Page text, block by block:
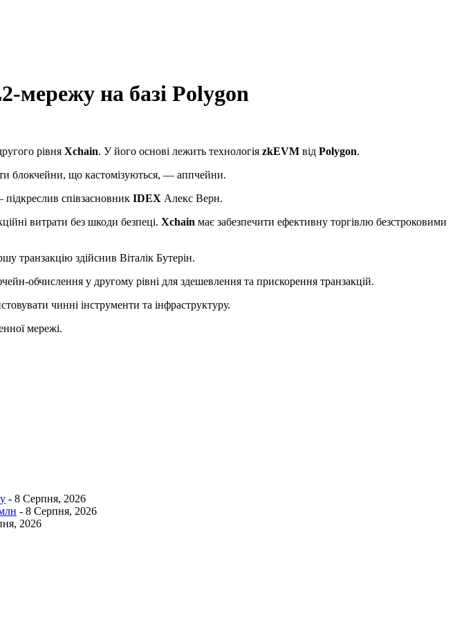
мережу на базі Polygon
рівня Xchain. У його основі лежить технологія zkEVM від Polygon.
блокчейни, що кастомізуються, — аппчейни.
співзасновник IDEX Алекс Верн.
витрати без шкоди безпеці. Xchain має забезпечити ефективну торгівлю безстроковими
транзакцію здійснив Віталік Бутерін.
обчислення у другому рівні для здешевлення та прискорення транзакцій.
чинні інструменти та інфраструктуру.
мережі.
- 8 Серпня, 2026
- 8 Серпня, 2026
2026